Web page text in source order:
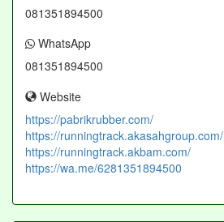
081351894500
WhatsApp
081351894500
Website
https://pabrikrubber.com/
https://runningtrack.akasahgroup.com/
https://runningtrack.akbam.com/
https://wa.me/6281351894500